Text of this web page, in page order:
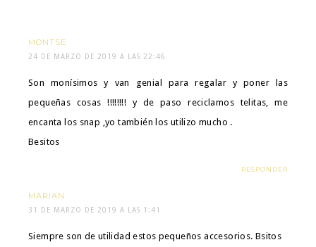
MONTSE
24 DE MARZO DE 2019 A LAS 22:46
Son monísimos y van genial para regalar y poner las
pequeñas cosas !!!!!!!! y de paso reciclamos telitas, me
encanta los snap ,yo también los utilizo mucho .
Besitos
RESPONDER
MARIAN
31 DE MARZO DE 2019 A LAS 1:41
Siempre son de utilidad estos pequeños accesorios. Bsitos